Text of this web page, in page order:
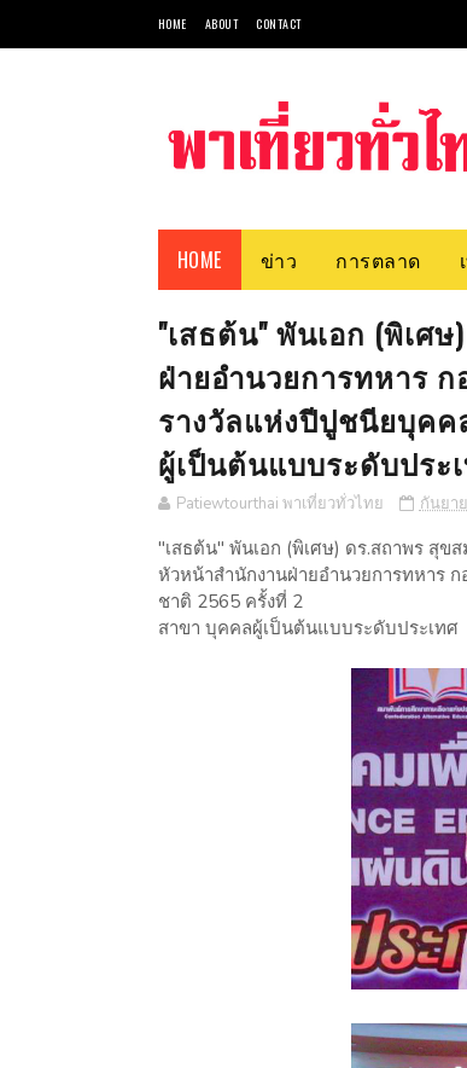
HOME ABOUT CONTACT
HOME ข่าว การตลาด
"เสธต้น" พันเอก (พิเศ
ฝ่ายอำนวยการทหาร
รางวัลแห่งปีปูชนียบุคค
ผู้เป็นต้นแบบระดับประ
Patiewtourthai พาเที่ยวทั่วไทย กันยา
"เสธต้น" พันเอก (พิเศษ) ดร.สถาพร สุข
หัวหน้าสำนักงานฝ่ายอำนวยการทหาร
ชาติ 2565 ครั้งที่ 2
สาขา บุคคลผู้เป็นต้นแบบระดับประเทศ